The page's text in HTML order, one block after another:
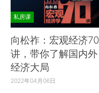
私房课
向松祚：宏观经济70
讲，带你了解国内外
经济大局
2022年04月06日